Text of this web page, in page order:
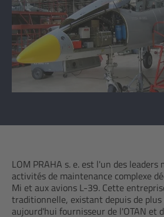
LOM PRAHA s. e. est l'un des leaders
activités de maintenance complexe
Mi et aux avions L-39. Cette
traditionnelle, existant depuis de
aujourd'hui fournisseur de l'OTAN et